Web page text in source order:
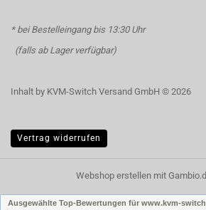
* bei Bestelleingang bis 13:30 Uhr
(falls ab Lager verfügbar)
Inhalt by KVM-Switch Versand GmbH © 2026
Vertrag widerrufen
Webshop erstellenmit
Ausgewählte Top-Bewertungen für www.kvm-